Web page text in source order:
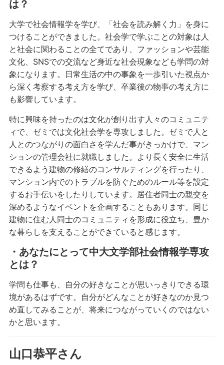
は？
大学で社会情報学を学び、「社会を読み解く力」を身に
つけることができました。社会学で学ぶことの対象は人
と社会に関わることの全てであり、ファッションや芸能
文化、SNSでの交流など身近な社会現象なども学問の対
象になります。日常生活の中の事象を一歩引いた視点か
ら深く考察する考え方を学び、卒業後の物事の考え方に
も影響しています。
特に興味を持ったのは文化が創り出す人々のコミュニテ
ィで、ゼミでは文化社会学を専攻しました。ゼミで人と
人とのつながりの面白さを学んだ事がきっかけで、マン
ションの管理会社に就職しました。より長く安全に生活
できるよう建物の修繕のコンサルティングを行ったり、
マンション内でのトラブルを防ぐためのルール等を設定
するお手伝いをしたりしています。居住者同士の親交を
深めるようなイベントを企画することもあります。同じ
建物に住む人同士のコミュニティを形成に役立ち、豊か
な暮らしを支えることができていると感じます。
・あなたにとって中大文学部社会情報学専攻
とは？
学問も仕事も、自分の好きなことが思いっきりできる環
境があるはずです。自分がどんなことが好きなのか見つ
め直してみることが、将来につながっていくのではない
かと思います。
山口恭平さん